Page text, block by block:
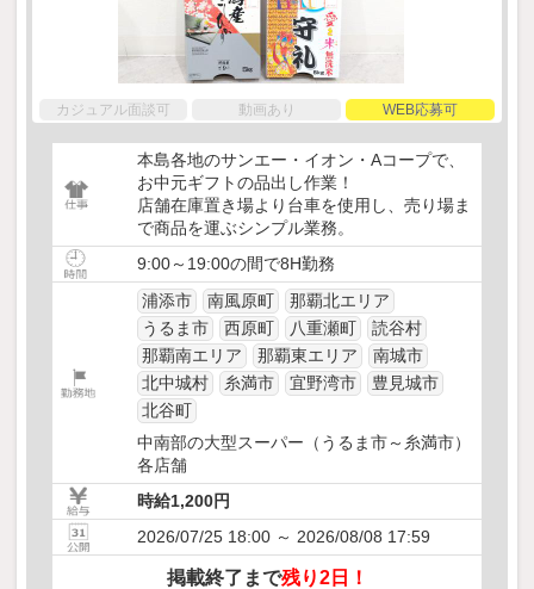
カジュアル面談可 動画あり WEB応募可
本島各地のサンエー・イオン・Aコープで、
お中元ギフトの品出し作業！
店舗在庫置き場より台車を使用し、売り場ま
で商品を運ぶシンプル業務。
9:00～19:00の間で8H勤務
浦添市
南風原町
那覇北エリア
うるま市
西原町 八重瀬町
読谷村
那覇南エリア
那覇東エリア
南城市
北中城村
糸満市 宜野湾市
豊見城市
北谷町
中南部の大型スーパー（うるま市～糸満市）
各店舗
時給1,200円
2026/07/25 18:00 ～ 2026/08/08 17:59
掲載終了まで残り2日！